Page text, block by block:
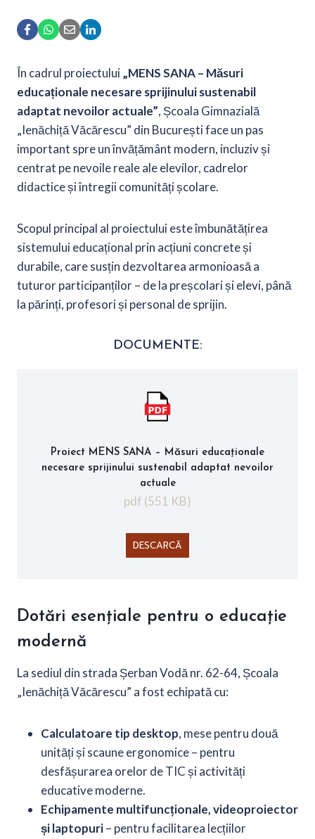
În cadrul proiectului„MENS SANA – Măsuri
educaționale necesare sprijinului sustenabil
adaptat nevoilor actuale”, Școala Gimnazială
„Ienăchiță Văcărescu” din București face un pas
important spre un învățământ modern, incluziv și
centrat pe nevoile reale ale elevilor, cadrelor
didactice și întregii comunități școlare.
Scopul principal al proiectului este îmbunătățirea
sistemului educațional prin acțiuni concrete și
durabile, care susțin dezvoltarea armonioasă a
tuturor participanților – de la preșcolari și elevi, până
la părinți, profesori și personal de sprijin.
DOCUMENTE:
Proiect MENS SANA – Măsuri educaționale
necesare sprijinului sustenabil adaptat nevoilor
actuale
pdf (551 KB)
DESCARCĂ
Dotări esențiale pentru o educație
modernă
La sediul din strada Șerban Vodă nr. 62-64, Școala
„Ienăchiță Văcărescu” a fost echipată cu:
Calculatoare tip desktop, mese pentru două
unități și scaune ergonomice – pentru
desfășurarea orelor de TIC și activități
educative moderne.
Echipamente multifuncționale, videoproiector
și laptopuri– pentru facilitarea lecțiilor